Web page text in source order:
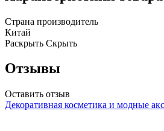
Страна производитель
Китай
Раскрыть Скрыть
Отзывы
Оставить отзыв
Декоративная косметика и модные